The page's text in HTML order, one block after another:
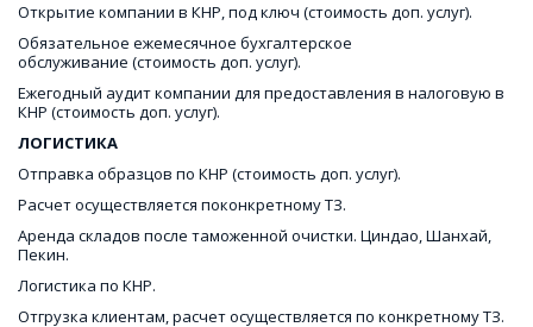
Открытие компании в КНР, под ключ (стоимость доп. услуг).
Обязательное ежемесячное бухгалтерское
обслуживание (стоимость доп. услуг).
Ежегодный аудит компании для предоставления в налоговую в
КНР (стоимость доп. услуг).
ЛОГИСТИКА
Отправка образцов по КНР (стоимость доп. услуг).
Расчет осуществляется поконкретному ТЗ.
Аренда складов после таможенной очистки. Циндао, Шанхай,
Пекин.
Логистика по КНР.
Отгрузка клиентам, расчет осуществляется по конкретному ТЗ.